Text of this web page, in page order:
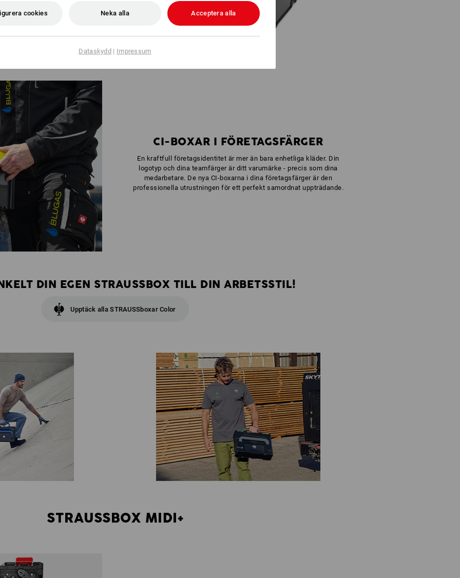
CI-BOXAR I FÖRETAGSFÄRGER
En kraftfull företagsidentitet är mer än bara enhetliga kläder. Din
logotyp och dina teamfärger är ditt varumärke - precis som dina
medarbetare. De nya CI-boxarna i dina företagsfärger är den
professionella utrustningen för ett perfekt samordnat uppträdande.
DIN EGEN STRAUSSBOX TILL DIN ARBETSSTIL!
Upptäck alla STRAUSSboxar Color
STRAUSSBOX MIDI+
cookies Neka alla Acceptera alla
Dataskydd | Impressum